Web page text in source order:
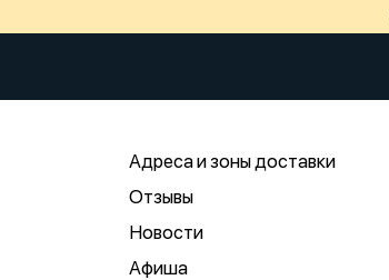
Адреса и зоны доставки
Отзывы
Новости
Афиша